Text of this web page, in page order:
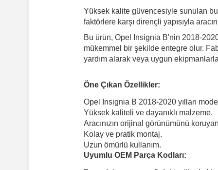
Yüksek kalite güvencesiyle sunulan bu
faktörlere karşı dirençli yapısıyla
Bu ürün, Opel Insignia B'nin 2018-
mükemmel bir şekilde entegre olur.
yardım alarak veya uygun
Öne Çıkan Özellikler:
Opel Insignia B 2018-2020 yılları
Yüksek kaliteli ve dayanıklı malzeme.
Aracınızın orijinal görünümünü
Kolay ve pratik montaj.
Uzun ömürlü kullanım.
Uyumlu OEM Parça Kodları: